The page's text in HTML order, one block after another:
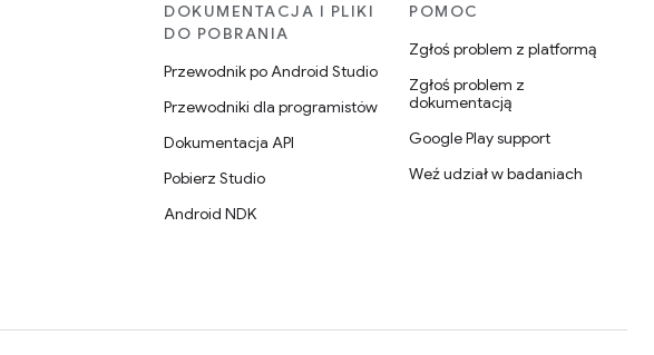
DOKUMENTACJA I PLIKI
DO POBRANIA
Przewodnik po Android Studio
Przewodniki dla programistów
Dokumentacja API
Pobierz Studio
Android NDK
POMOC
Zgłoś problem z platformą
Zgłoś problem z
dokumentacją
Google Play support
Weź udział w badaniach